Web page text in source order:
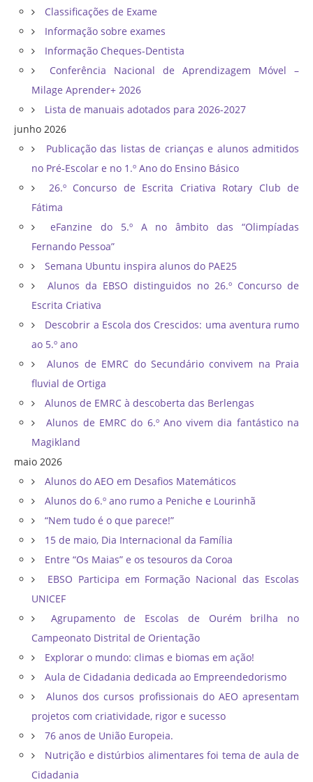
Classificações de Exame
Informação sobre exames
Informação Cheques-Dentista
Conferência Nacional de Aprendizagem Móvel –
Milage Aprender+ 2026
Lista de manuais adotados para 2026-2027
junho 2026
Publicação das listas de crianças e alunos admitidos
no Pré-Escolar e no 1.º Ano do Ensino Básico
26.º Concurso de Escrita Criativa Rotary Club de
Fátima
eFanzine do 5.º A no âmbito das “Olimpíadas
Fernando Pessoa”
Semana Ubuntu inspira alunos do PAE25
Alunos da EBSO distinguidos no 26.º Concurso de
Escrita Criativa
Descobrir a Escola dos Crescidos: uma aventura rumo
ao 5.º ano
Alunos de EMRC do Secundário convivem na Praia
fluvial de Ortiga
Alunos de EMRC à descoberta das Berlengas
Alunos de EMRC do 6.º Ano vivem dia fantástico na
Magikland
maio 2026
Alunos do AEO em Desafios Matemáticos
Alunos do 6.º ano rumo a Peniche e Lourinhã
“Nem tudo é o que parece!”
15 de maio, Dia Internacional da Família
Entre “Os Maias” e os tesouros da Coroa
EBSO Participa em Formação Nacional das Escolas
UNICEF
Agrupamento de Escolas de Ourém brilha no
Campeonato Distrital de Orientação ​
Explorar o mundo: climas e biomas em ação!
Aula de Cidadania dedicada ao Empreendedorismo
Alunos dos cursos profissionais do AEO apresentam
projetos com criatividade, rigor e sucesso
76 anos de União Europeia.
Nutrição e distúrbios alimentares foi tema de aula de
Cidadania